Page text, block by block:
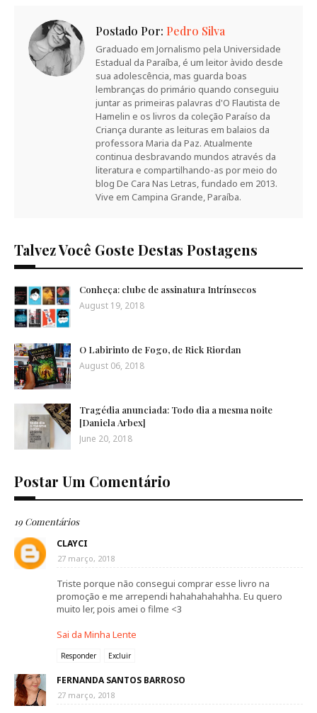
Postado Por: Pedro Silva
Graduado em Jornalismo pela Universidade
Estadual da Paraíba, é um leitor àvido desde
sua adolescência, mas guarda boas
lembranças do primário quando conseguiu
juntar as primeiras palavras d'O Flautista de
Hamelin e os livros da coleção Paraíso da
Criança durante as leituras em balaios da
professora Maria da Paz. Atualmente
continua desbravando mundos através da
literatura e compartilhando-as por meio do
blog De Cara Nas Letras, fundado em 2013.
Vive em Campina Grande, Paraíba.
Talvez Você Goste Destas Postagens
Conheça: clube de assinatura Intrínsecos
August 19, 2018
O Labirinto de Fogo, de Rick Riordan
August 06, 2018
Tragédia anunciada: Todo dia a mesma noite
[Daniela Arbex]
June 20, 2018
Postar Um Comentário
19 Comentários
CLAYCI
27 março, 2018
Triste porque não consegui comprar esse livro na
promoção e me arrependi hahahahahahha. Eu quero
muito ler, pois amei o filme <3
Sai da Minha Lente
Responder Excluir
FERNANDA SANTOS BARROSO
27 março, 2018